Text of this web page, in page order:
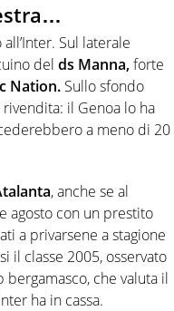
Sul laterale
del ds Manna,forte
Nation. Sullo sfondo
il Genoa lo ha
a meno di 20
, anche se al
agosto con un prestito
a privarsene a stagione
il classe 2005, osservato
che valuta il
ha in cassa.